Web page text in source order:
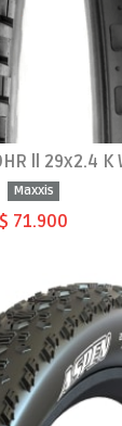
ll 29x2.4 K
Maxxis
$ 71.900